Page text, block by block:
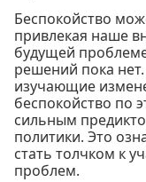
Беспокойство
привлекая наше
будущей
решений пока
изучающие
беспокойство по
сильным
политики. Это
стать толчком к
проблем.